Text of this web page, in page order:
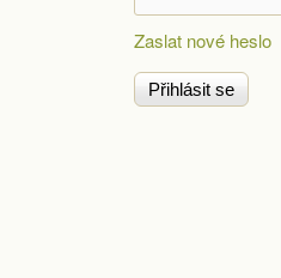
Zaslat nové heslo